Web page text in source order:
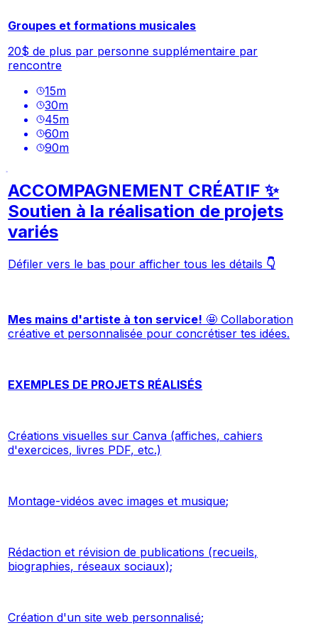
Groupes et formations musicales
20$ de plus par personne supplémentaire par
rencontre
15m
30m
45m
60m
90m
ACCOMPAGNEMENT CRÉATIF ✨
Soutien à la réalisation de projets
variés
Défiler vers le bas pour afficher tous les détails 👇
Mes mains d'artiste à ton service! 🤩 Collaboration
créative et personnalisée pour concrétiser tes idées.
EXEMPLES DE PROJETS RÉALISÉS
Créations visuelles sur Canva (affiches, cahiers
d'exercices, livres PDF, etc.)
Montage-vidéos avec images et musique;
Rédaction et révision de publications (recueils,
biographies, réseaux sociaux);
Création d'un site web personnalisé;